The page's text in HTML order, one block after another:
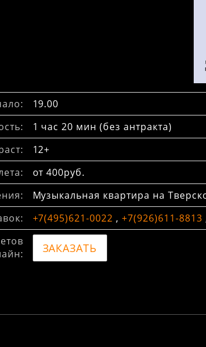
19.00
1 час 20 мин (без антракта)
12+
от 400руб.
Музыкальная квартира на
+7(495)621-0022 ,+7(926)611-8813
ЗАКАЗАТЬ